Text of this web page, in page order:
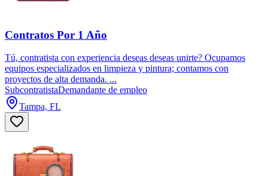
Contratos Por 1 Año
Tú, contratista con experiencia deseas deseas unirte? Ocupamos
equipos especializados en limpieza y pintura; contamos con
proyectos de alta demanda. ...
SubcontratistaDemandante de empleo
Tampa, FL